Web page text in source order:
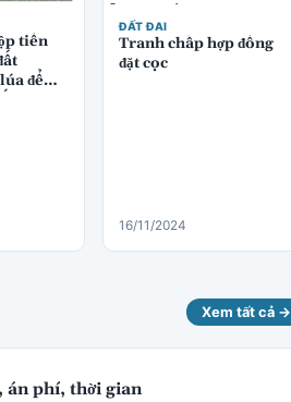
tiền
để
ĐẤT ĐAI
Tranh chấp hợp đồng
đặt cọc
16/11/2024
Xem tất cả →
án phí, thời gian